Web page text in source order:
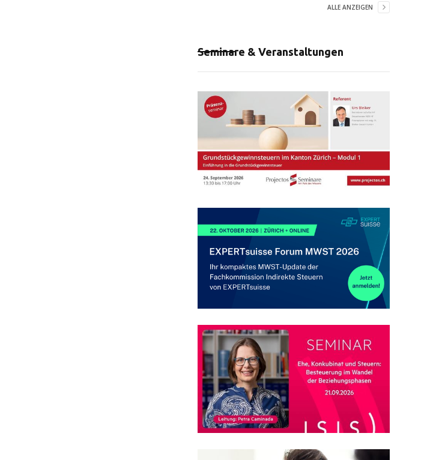
ALLE ANZEIGEN
Seminare & Veranstaltungen